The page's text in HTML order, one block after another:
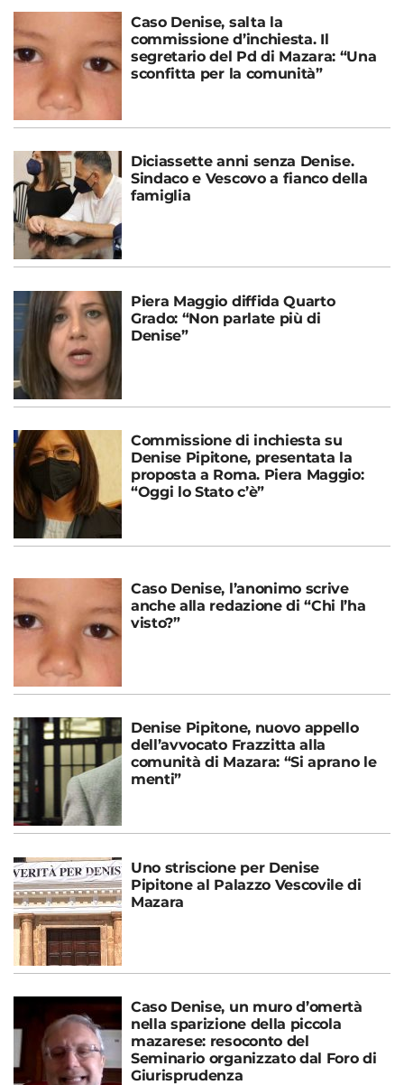
Caso Denise, salta la
commissione d’inchiesta. Il
segretario del Pd di Mazara: “Una
sconfitta per la comunità”
Diciassette anni senza Denise.
Sindaco e Vescovo a fianco della
famiglia
Piera Maggio diffida Quarto
Grado: “Non parlate più di
Denise”
Commissione di inchiesta su
Denise Pipitone, presentata la
proposta a Roma. Piera Maggio:
“Oggi lo Stato c’è”
Caso Denise, l’anonimo scrive
anche alla redazione di “Chi l’ha
visto?”
Denise Pipitone, nuovo appello
dell’avvocato Frazzitta alla
comunità di Mazara: “Si aprano le
menti”
Uno striscione per Denise
Pipitone al Palazzo Vescovile di
Mazara
Caso Denise, un muro d’omertà
nella sparizione della piccola
mazarese: resoconto del
Seminario organizzato dal Foro di
Giurisprudenza